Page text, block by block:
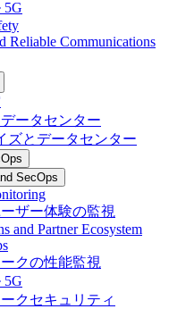
5G
Reliable Communications
ータセンター
ズとデータセンター
SecOps
ザー体験の監視
and Partner Ecosystem
クの性能監視
5G
クセキュリティ